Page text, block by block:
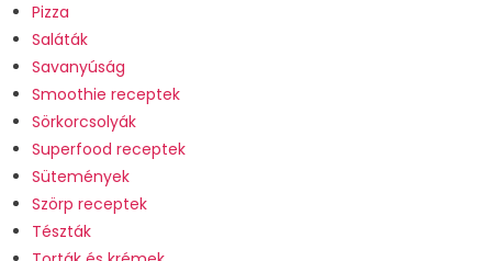
Pizza
Saláták
Savanyúság
Smoothie receptek
Sörkorcsolyák
Superfood receptek
Sütemények
Szörp receptek
Tészták